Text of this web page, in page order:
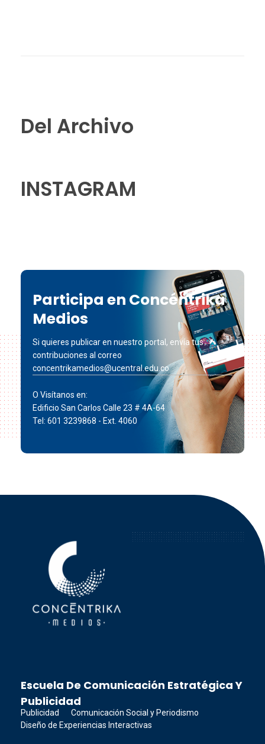
Del Archivo
INSTAGRAM
Participa en Concéntrika
Medios
Si quieres publicar en nuestro portal, envía tus
contribuciones al correo
concentrikamedios@ucentral.edu.co
O Visítanos en:
Edificio San Carlos Calle 23 # 4A-64
Tel: 601 3239868 - Ext. 4060
Escuela De Comunicación Estratégica Y
Publicidad
Publicidad
Comunicación Social y Periodismo
Diseño de Experiencias Interactivas